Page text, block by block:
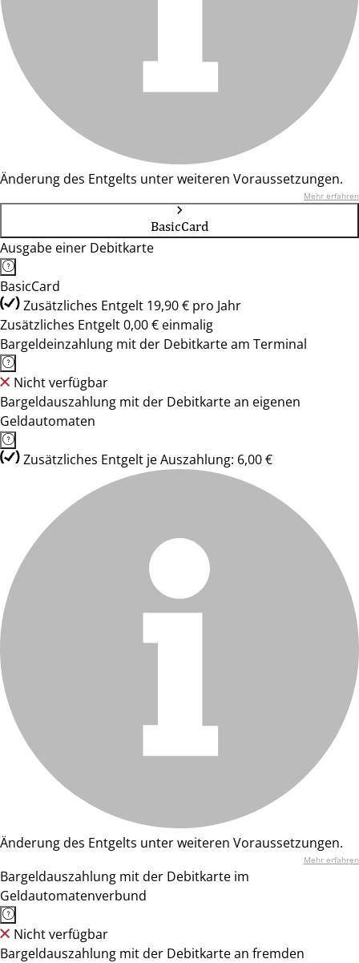
Änderung des Entgelts unter weiteren Voraussetzungen.
Mehr erfahren
BasicCard
Ausgabe einer Debitkarte
BasicCard
Zusätzliches Entgelt 19,90 € pro Jahr
Zusätzliches Entgelt 0,00 € einmalig
Bargeldeinzahlung mit der Debitkarte am Terminal
Nicht verfügbar
Bargeldauszahlung mit der Debitkarte an eigenen
Geldautomaten
Zusätzliches Entgelt je Auszahlung: 6,00 €
Änderung des Entgelts unter weiteren Voraussetzungen.
Mehr erfahren
Bargeldauszahlung mit der Debitkarte im
Geldautomatenverbund
Nicht verfügbar
Bargeldauszahlung mit der Debitkarte an fremden